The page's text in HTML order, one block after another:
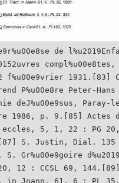
de
1931.[83]
P%u00e8re Peter-
deJ%u00e9sus,
1986, p. 9.[85] Actes
eccles, 5, 1, 22 : PG
S. Justin, Dial. 135
Gr%u00e9goire
12 : CCSL 69,
Joann. 61, 6 : PL 35,